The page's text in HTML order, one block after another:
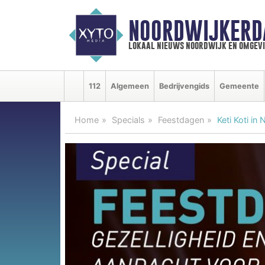
lokaal nieuws noordwijk en
112 Algemeen Bedrijvengids Gemeente
Home Specials Feestdagen Keti Koti in